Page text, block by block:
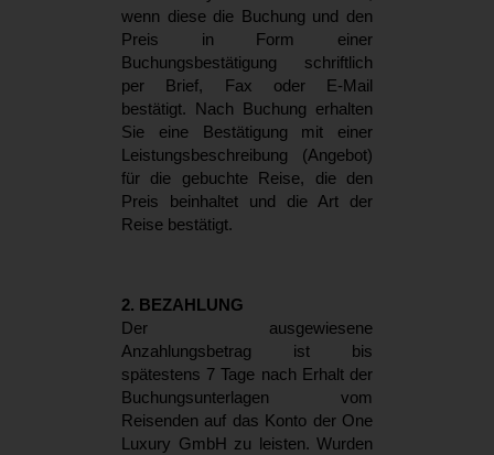
wenn diese die Buchung und den
Preis in Form einer
Buchungsbestätigung schriftlich
per Brief, Fax oder E-Mail
bestätigt. Nach Buchung erhalten
Sie eine Bestätigung mit einer
Leistungsbeschreibung (Angebot)
für die gebuchte Reise, die den
Preis beinhaltet und die Art der
Reise bestätigt.
2. BEZAHLUNG
Der ausgewiesene
Anzahlungsbetrag ist bis
spätestens 7 Tage nach Erhalt der
Buchungsunterlagen vom
Reisenden auf das Konto der One
Luxury GmbH zu leisten. Wurden